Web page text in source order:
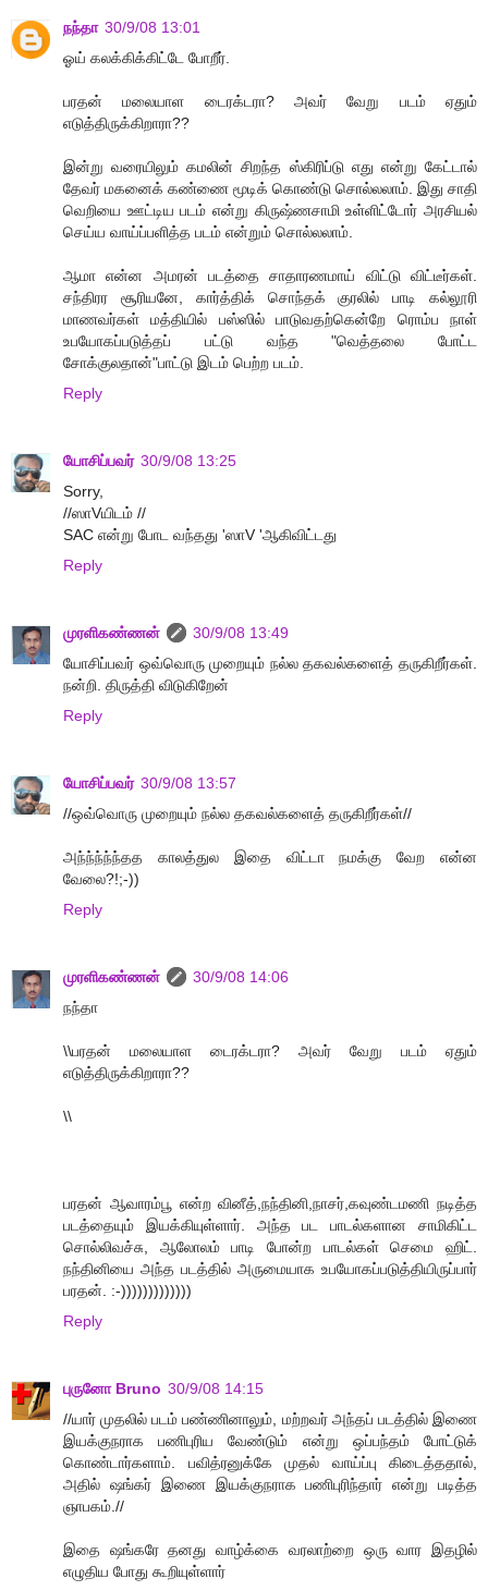
நந்தா 30/9/08 13:01
ஓய் கலக்கிக்கிட்டே போறீர்.
பரதன் மலையாள டைரக்டரா? அவர் வேறு படம் ஏதும்
எடுத்திருக்கிறாரா??
இன்று வரையிலும் கமலின் சிறந்த ஸ்கிரிப்டு எது என்று கேட்டால்
தேவர் மகனைக் கண்ணை மூடிக் கொண்டு சொல்லலாம். இது சாதி
வெறியை ஊட்டிய படம் என்று கிருஷ்ணசாமி உள்ளிட்டோர் அரசியல்
செய்ய வாய்ப்பளித்த படம் என்றும் சொல்லலாம்.
ஆமா என்ன அமரன் படத்தை சாதாரணமாய் விட்டு விட்டீர்கள்.
சந்திரர சூரியனே, கார்த்திக் சொந்தக் குரலில் பாடி கல்லூரி
மாணவர்கள் மத்தியில் பஸ்ஸில் பாடுவதற்கென்றே ரொம்ப நாள்
உபயோகப்படுத்தப் பட்டு வந்த "வெத்தலை போட்ட
சோக்குலதான்"பாட்டு இடம் பெற்ற படம்.
Reply
யோசிப்பவர் 30/9/08 13:25
Sorry,
//ஸாVயிடம் //
SAC என்று போட வந்தது 'ஸாV 'ஆகிவிட்டது
Reply
முரளிகண்ணன்
30/9/08 13:49
யோசிப்பவர் ஒவ்வொரு முறையும் நல்ல தகவல்களைத் தருகிறீர்கள்.
நன்றி. திருத்தி விடுகிறேன்
Reply
யோசிப்பவர் 30/9/08 13:57
//ஒவ்வொரு முறையும் நல்ல தகவல்களைத் தருகிறீர்கள்//
அந்ந்ந்ந்ந்தத காலத்துல இதை விட்டா நமக்கு வேற என்ன
வேலை?!;-))
Reply
முரளிகண்ணன்
30/9/08 14:06
நந்தா
\\பரதன் மலையாள டைரக்டரா? அவர் வேறு படம் ஏதும்
எடுத்திருக்கிறாரா??
\\
பரதன் ஆவாரம்பூ என்ற வினீத்,நந்தினி,நாசர்,கவுண்டமணி நடித்த
படத்தையும் இயக்கியுள்ளார். அந்த பட பாடல்களான சாமிகிட்ட
சொல்லிவச்சு, ஆலோலம் பாடி போன்ற பாடல்கள் செமை ஹிட்.
நந்தினியை அந்த படத்தில் அருமையாக உபயோகப்படுத்தியிருப்பார்
பரதன். :-)))))))))))))
Reply
புருனோ Bruno 30/9/08 14:15
//யார் முதலில் படம் பண்ணினாலும், மற்றவர் அந்தப் படத்தில் இணை
இயக்குநராக பணிபுரிய வேண்டும் என்று ஒப்பந்தம் போட்டுக்
கொண்டார்களாம். பவித்ரனுக்கே முதல் வாய்ப்பு கிடைத்ததால்,
அதில் ஷங்கர் இணை இயக்குநராக பணிபுரிந்தார் என்று படித்த
ஞாபகம்.//
இதை ஷங்கரே தனது வாழ்க்கை வரலாற்றை ஒரு வார இதழில்
எழுதிய போது கூறியுள்ளார்